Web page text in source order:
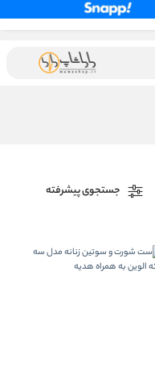
جستجوی پیشرفته